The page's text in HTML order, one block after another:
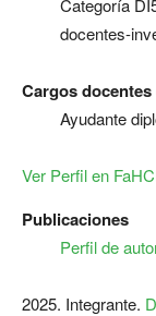
Categoría
docentes-
Cargos docentes
Ayudante
Ver Perfil en
Publicaciones
Perfil de
2025. Integrante.